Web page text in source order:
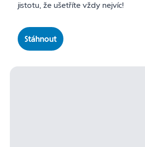
jistotu, že ušetříte vždy nejvíc!
Stáhnout